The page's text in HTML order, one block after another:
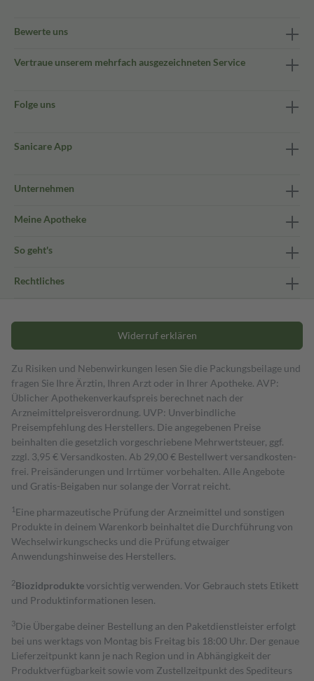
Bewerte uns
Vertraue unserem mehrfach ausgezeichneten Service
Folge uns
Sanicare App
Unternehmen
Meine Apotheke
So geht's
Rechtliches
Widerruf erklären
Zu Risiken und Nebenwirkungen lesen Sie die Packungsbeilage und
fragen Sie Ihre Ärztin, Ihren Arzt oder in Ihrer Apotheke. AVP:
Üblicher Apothekenverkaufspreis berechnet nach der
Arzneimittelpreisverordnung. UVP: Unverbindliche
Preisempfehlung des Herstellers. Die angegebenen Preise
beinhalten die gesetzlich vorgeschriebene Mehrwertsteuer, ggf.
zzgl. 3,95 € Versandkosten. Ab 29,00 € Bestell­wert versand­kosten­
frei. Preisänderungen und Irrtümer vorbehalten. Alle Angebote
und Gratis-Beigaben nur solange der Vorrat reicht.
1 Eine pharmazeutische Prüfung der Arzneimittel und sonstigen
Produkte in deinem Warenkorb beinhaltet die Durchführung von
Wechselwirkungschecks und die Prüfung etwaiger
Anwendungshinweise des Herstellers.
2Biozidproduktevorsichtig verwenden. Vor Gebrauch stets Etikett
und Produktinformationen lesen.
3Die Übergabe deiner Bestellung an den Paketdienstleister erfolgt
bei uns werktags von Montag bis Freitag bis 18:00 Uhr. Der genaue
Lieferzeitpunkt kann je nach Region und in Abhängigkeit der
Produktverfügbarkeit sowie vom Zustellzeitpunkt des Spediteurs